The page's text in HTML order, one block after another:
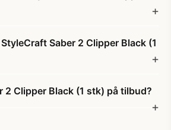
Saber 2 Clipper Black (1
2 Clipper Black (1 stk) på tilbud?